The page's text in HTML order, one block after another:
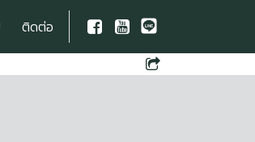
ติดต่อ